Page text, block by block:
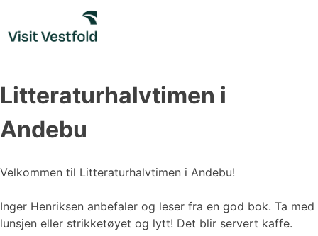
content
Litteraturhalvtimen i
Andebu
Velkommen til Litteraturhalvtimen i Andebu!
Inger Henriksen anbefaler og leser fra en god bok. Ta med
lunsjen eller strikketøyet og lytt! Det blir servert kaffe.